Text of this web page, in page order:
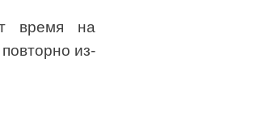
время на
из-